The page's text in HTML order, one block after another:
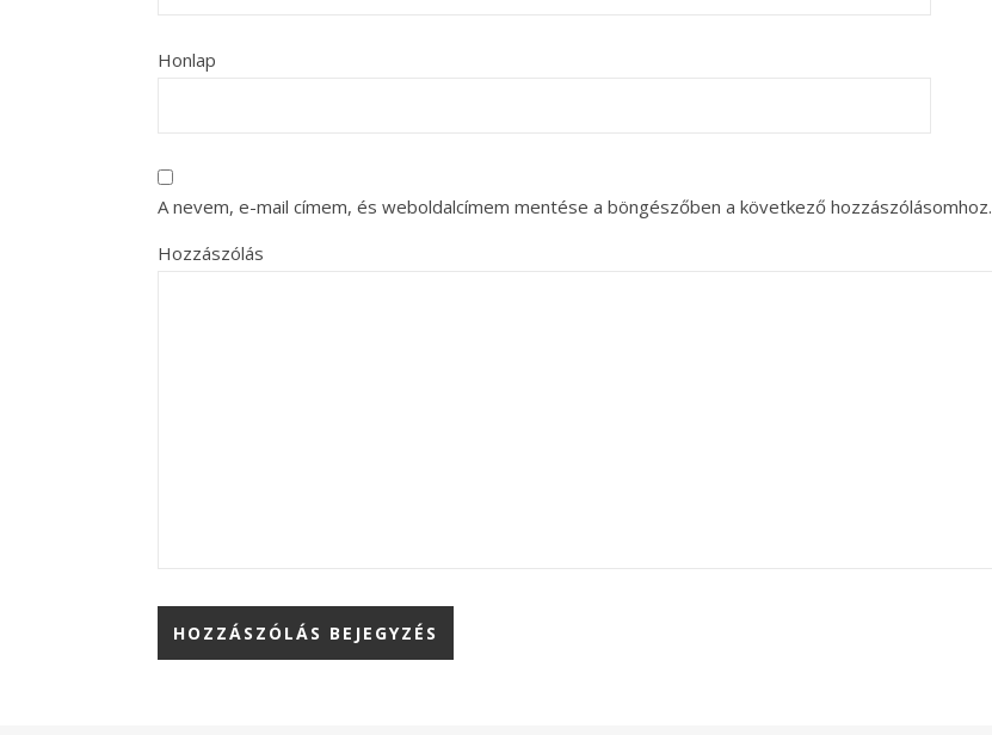
Honlap
A nevem, e-mail címem, és weboldalcímem mentése a böngészőben a következő hozzászólásomhoz.
Hozzászólás